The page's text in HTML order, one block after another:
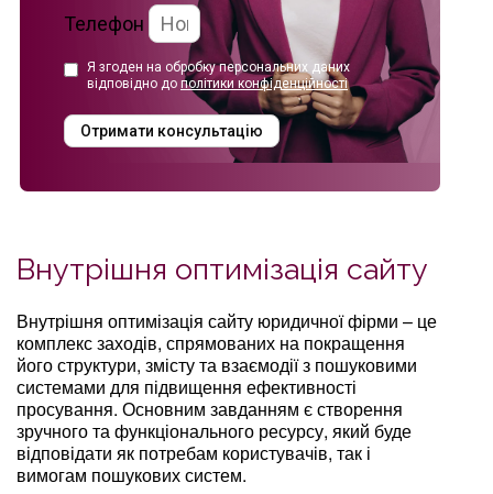
Телефон
Я згоден на обробку персональних даних
відповідно до політики конфіденційності
Отримати консультацію
Внутрішня оптимізація сайту
Внутрішня оптимізація сайту юридичної фірми – це
комплекс заходів, спрямованих на покращення
його структури, змісту та взаємодії з пошуковими
системами для підвищення ефективності
просування. Основним завданням є створення
зручного та функціонального ресурсу, який буде
відповідати як потребам користувачів, так і
вимогам пошукових систем.